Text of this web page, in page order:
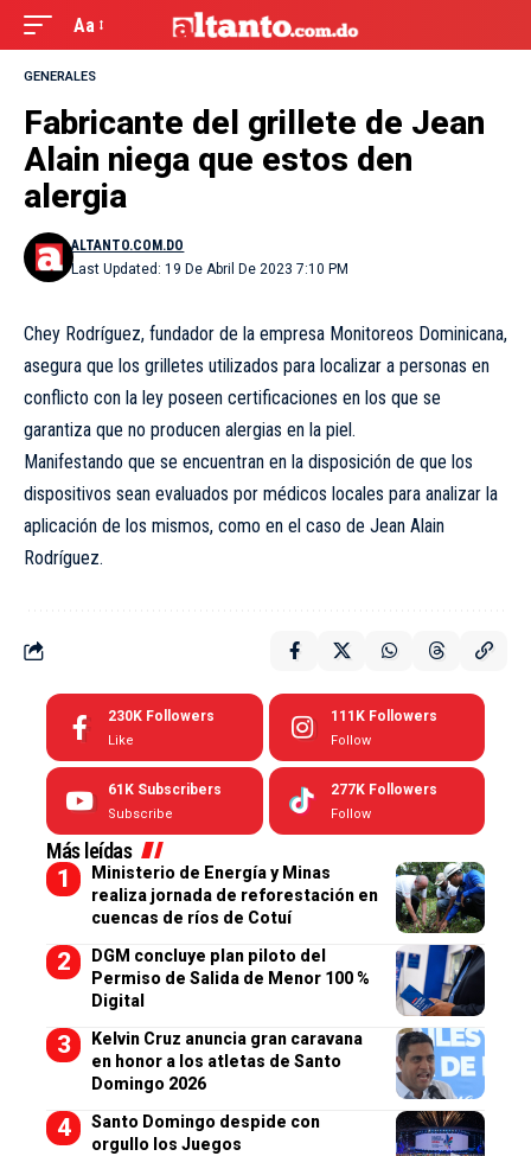
Aa
GENERALES
Fabricante del grillete de Jean
Alain niega que estos den
alergia
Last Updated: 19 De Abril De 2023 7:10 PM
ALTANTO.COM.DO
Chey Rodríguez, fundador de la empresa Monitoreos Dominicana,
asegura que los grilletes utilizados para localizar a personas en
conflicto con la ley poseen certificaciones en los que se
garantiza que no producen alergias en la piel.
Manifestando que se encuentran en la disposición de que los
dispositivos sean evaluados por médicos locales para analizar la
aplicación de los mismos, como en el caso de Jean Alain
Rodríguez.
230K Followers
Like
111K Followers
Follow
61K Subscribers
Subscribe
277K Followers
Follow
Más leídas
Ministerio de Energía y Minas
realiza jornada de reforestación en
cuencas de ríos de Cotuí
DGM concluye plan piloto del
Permiso de Salida de Menor 100 %
Digital
Kelvin Cruz anuncia gran caravana
en honor a los atletas de Santo
Domingo 2026
Santo Domingo despide con
orgullo los Juegos